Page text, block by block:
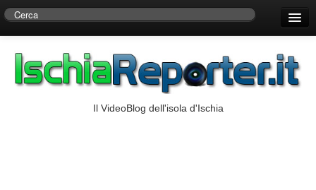
Centro di Ricerche Storiche D’Ambra
Il VideoBlog dell'isola d'Ischia